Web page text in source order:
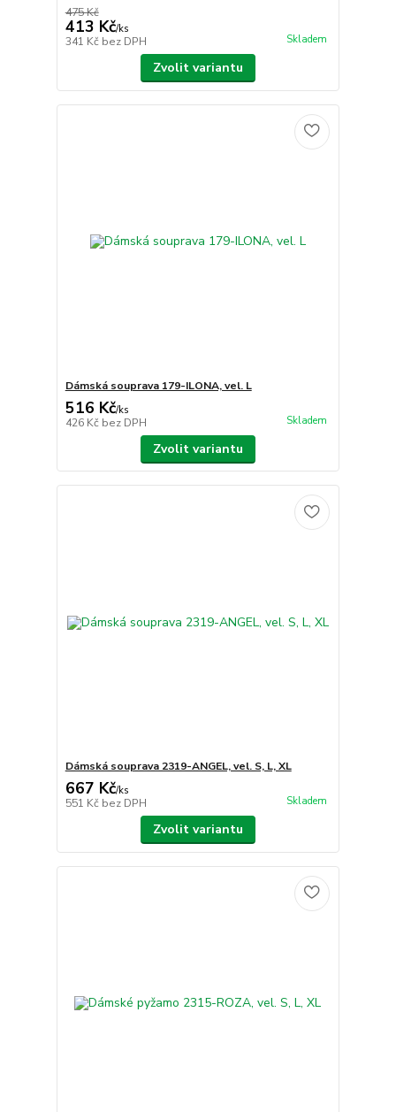
475 Kč
413 Kč/ks
341 Kč bez DPH Skladem
Zvolit variantu
Dámská souprava 179-ILONA, vel. L
516 Kč/ks
426 Kč bez DPH Skladem
Zvolit variantu
Dámská souprava 2319-ANGEL, vel. S, L, XL
667 Kč/ks
551 Kč bez DPH Skladem
Zvolit variantu